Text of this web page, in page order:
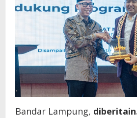
Bandar Lampung,